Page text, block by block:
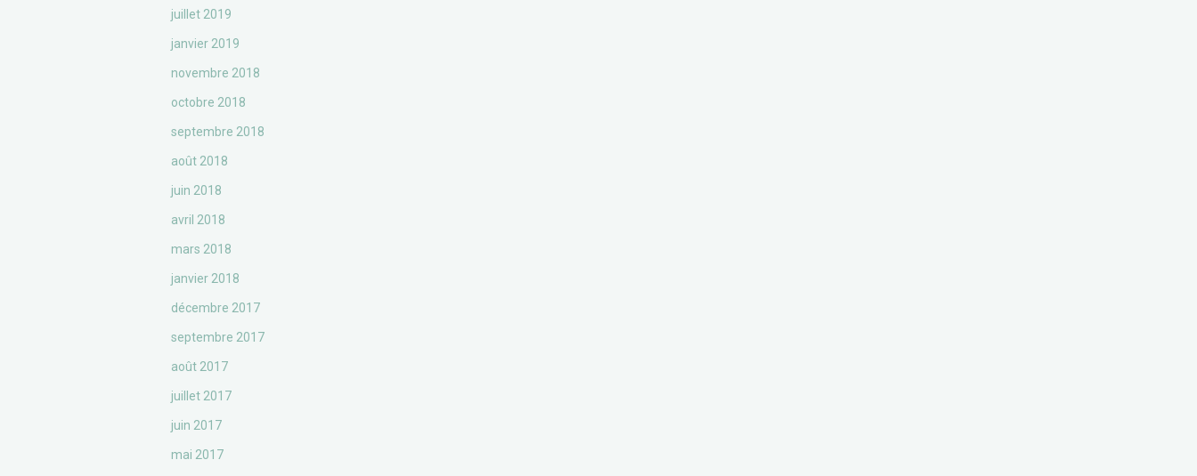
juillet 2019
janvier 2019
novembre 2018
octobre 2018
septembre 2018
août 2018
juin 2018
avril 2018
mars 2018
janvier 2018
décembre 2017
septembre 2017
août 2017
juillet 2017
juin 2017
mai 2017